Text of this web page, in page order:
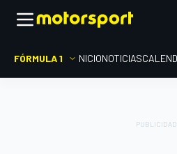
FÓRMULA 1 INICIONOTICIAS